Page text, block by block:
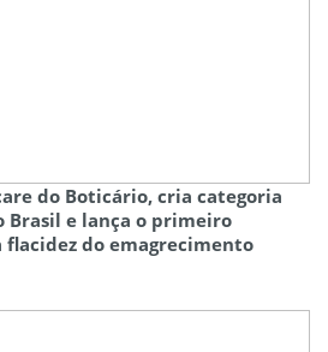
do Boticário, cria categoria
Brasil e lança o primeiro
do emagrecimento